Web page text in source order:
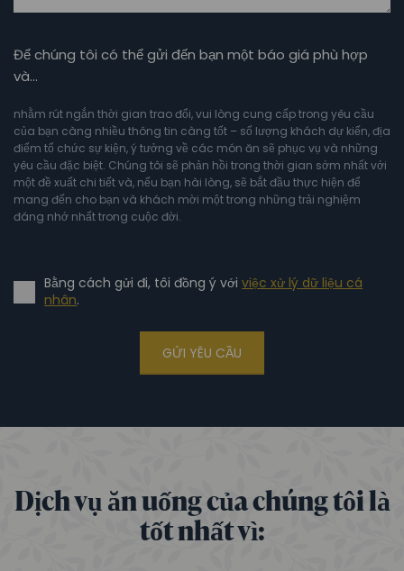
Để chúng tôi có thể gửi đến bạn một báo giá phù hợp
và…
nhằm rút ngắn thời gian trao đổi, vui lòng cung cấp trong yêu cầu
của bạn càng nhiều thông tin càng tốt – số lượng khách dự kiến, địa
điểm tổ chức sự kiện, ý tưởng về các món ăn sẽ phục vụ và những
yêu cầu đặc biệt. Chúng tôi sẽ phản hồi trong thời gian sớm nhất với
một đề xuất chi tiết và, nếu bạn hài lòng, sẽ bắt đầu thực hiện để
mang đến cho bạn và khách mời một trong những trải nghiệm
đáng nhớ nhất trong cuộc đời.
Bằng cách gửi đi, tôi đồng ý vớiviệc xử lý dữ liệu cá
nhân.
GỬI YÊU CẦU
Dịch vụ ăn uống của chúng tôi là
tốt nhất vì: